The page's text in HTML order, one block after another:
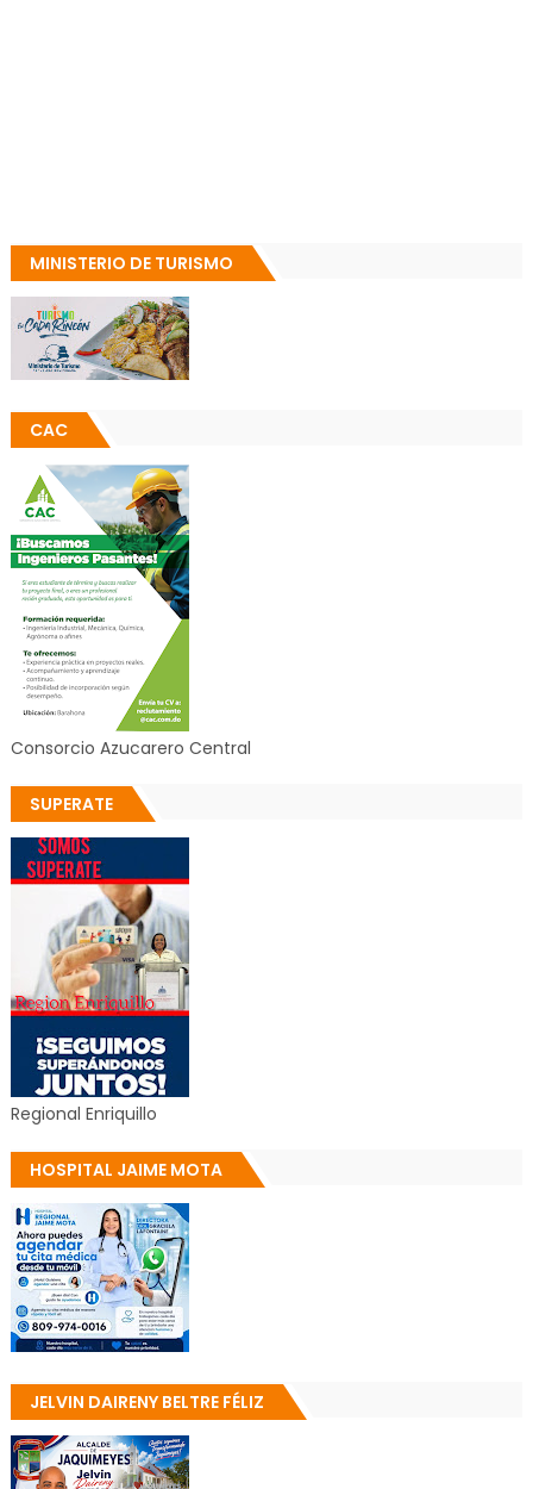
MINISTERIO DE TURISMO
CAC
Consorcio Azucarero Central
SUPERATE
Regional Enriquillo
HOSPITAL JAIME MOTA
JELVIN DAIRENY BELTRE FÉLIZ